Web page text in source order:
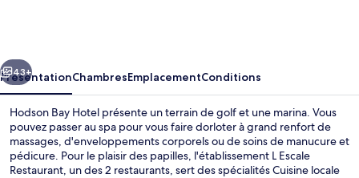
Suivant
43+
PrésentationChambresEmplacementConditions
Hodson Bay Hotel présente un terrain de golf et une marina. Vous
pouvez passer au spa pour vous faire dorloter à grand renfort de
massages, d'enveloppements corporels ou de soins de manucure et
pédicure. Pour le plaisir des papilles, l'établissement L Escale
Restaurant, un des 2 restaurants, sert des spécialités Cuisine locale